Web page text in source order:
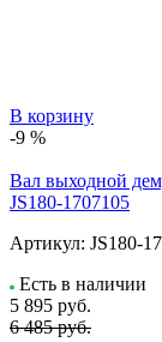
В корзину
-9 %
Вал выходной
JS180-1707105
Артикул: JS180-
Есть в наличии
5 895 руб.
6 485 руб.